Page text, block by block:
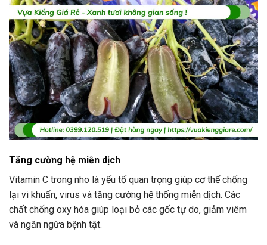
Tăng cường hệ miễn dịch
Vitamin C trong nho là yếu tố quan trọng giúp cơ thể chống
lại vi khuẩn, virus và tăng cường hệ thống miễn dịch. Các
chất chống oxy hóa giúp loại bỏ các gốc tự do, giảm viêm
và ngăn ngừa bệnh tật.